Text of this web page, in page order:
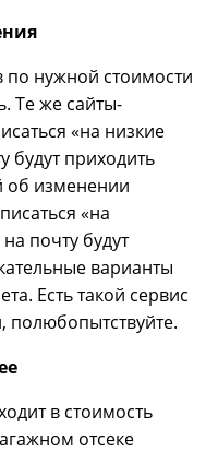
по нужной стоимости
Те же сайты-
«на низкие
будут приходить
об изменении
«на
почту будут
варианты
Есть такой сервис
полюбопытствуйте.
в стоимость
отсеке